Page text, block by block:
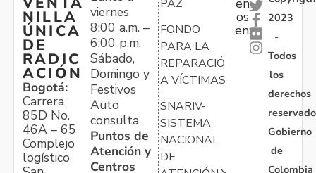
NILLA
ÚNICA
DE
RADIC
ACIÓN
Bogotá:
Carrera
85D No.
46A – 65
Complejo
logístico
viernes
8:00 a.m. –
6:00 p.m.
Sábado,
Domingo y
Festivos
Auto
consulta
Puntos de
Atención y
Centros
PAZ
FONDO
PARA LA
REPARACIÓN
A VÍCTIMAS
SNARIV-
SISTEMA
NACIONAL
DE
en
os
en:
2023
-
Todos
los
derechos
Gobierno
de
Colombia